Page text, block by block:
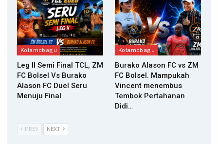
Kotamobagu
Leg II Semi Final TCL, ZM
FC Bolsel Vs Burako
Alason FC Duel Seru
Menuju Final
Kotamobagu
Burako Alason FC vs ZM
FC Bolsel. Mampukah
Vincent menembus
Tembok Pertahanan
Didi…
PREV NEXT